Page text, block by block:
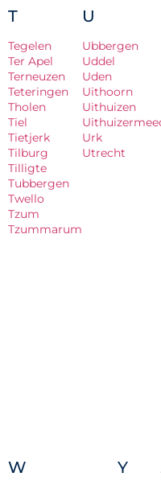
T
Tegelen
Ter Apel
Terneuzen
Teteringen
Tholen
Tiel
Tietjerk
Tilburg
Tilligte
Tubbergen
Twello
Tzum
Tzummarum
U
Ubbergen
Uddel
Uden
Uithoorn
Uithuizen
Urk
Utrecht
W Y